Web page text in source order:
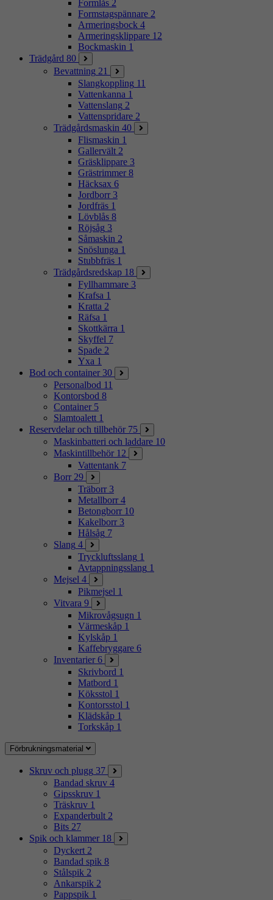
Formlås 2
Formstagspännare 2
Armeringsbock 4
Armeringsklippare 12
Bockmaskin 1
Trädgård 80
Bevattning 21
Slangkoppling 11
Vattenkanna 1
Vattenslang 2
Vattenspridare 2
Trädgårdsmaskin 40
Flismaskin 1
Gallervält 2
Gräsklippare 3
Grästrimmer 8
Häcksax 6
Jordborr 3
Jordfräs 1
Lövblås 8
Röjsåg 3
Såmaskin 2
Snöslunga 1
Stubbfräs 1
Trädgårdsredskap 18
Fyllhammare 3
Krafsa 1
Kratta 2
Räfsa 1
Skottkärra 1
Skyffel 7
Spade 2
Yxa 1
Bod och container 30
Personalbod 11
Kontorsbod 8
Container 5
Slamtoalett 1
Reservdelar och tillbehör 75
Maskinbatteri och laddare 10
Maskintillbehör 12
Vattentank 7
Borr 29
Träborr 3
Metallborr 4
Betongborr 10
Kakelborr 3
Hålsåg 7
Slang 4
Tryckluftsslang 1
Avtappningsslang 1
Mejsel 4
Pikmejsel 1
Vitvara 9
Mikrovågsugn 1
Värmeskåp 1
Kylskåp 1
Kaffebryggare 6
Inventarier 6
Skrivbord 1
Matbord 1
Köksstol 1
Kontorsstol 1
Klädskåp 1
Torkskåp 1
Förbrukningsmaterial
Skruv och plugg 37
Bandad skruv 4
Gipsskruv 1
Träskruv 1
Expanderbult 2
Bits 27
Spik och klammer 18
Dyckert 2
Bandad spik 8
Stålspik 2
Ankarspik 2
Pappspik 1